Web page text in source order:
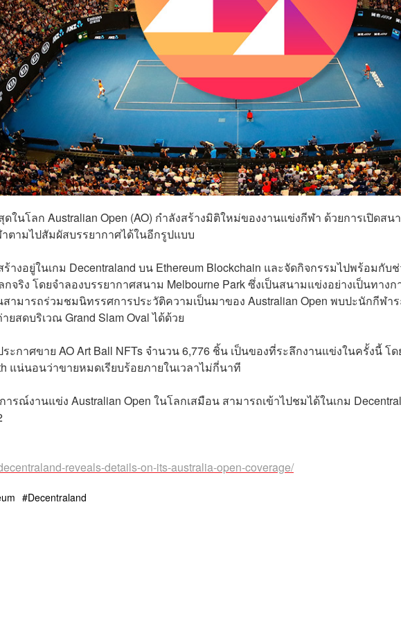
นโลก Australian Open (AO) กำลังสร้างมิติใหม่ของงานแข่งกีฬา ด้วยการเปิดสน
ามไปสัมผัสบรรยากาศได้ในอีกรูปแบบ
างอยู่ในเกม Decentraland บน Ethereum Blockchain และจัดกิจกรรมไปพร้อมกับ
จริง โดยจำลองบรรยากาศสนาม Melbourne Park ซึ่งเป็นสนามแข่งอย่างเป็นทางก
ามารถร่วมชมนิทรรศการประวัติความเป็นมาของ Australian Open พบปะนักกีฬา
สดบริเวณ Grand Slam Oval ได้ด้วย
ะกาศขาย AO Art Ball NFTs จำนวน 6,776 ชิ้น เป็นของที่ระลึกงานแข่งในครั้งนี้ โด
แน่นอนว่าขายหมดเรียบร้อยภายในเวลาไม่กี่นาที
รณ์งานแข่ง Australian Open ในโลกเสมือน สามารถเข้าไปชมได้ในเกม
reveals-details-on-its-australia-open-coverage/
Decentraland